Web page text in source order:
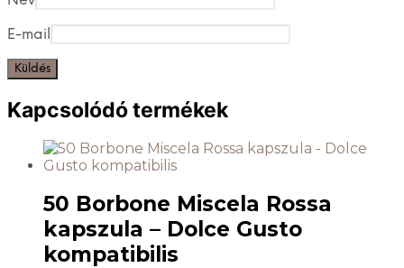
E-mail
Kapcsolódó termékek
50 Borbone Miscela Rossa
kapszula – Dolce Gusto
kompatibilis